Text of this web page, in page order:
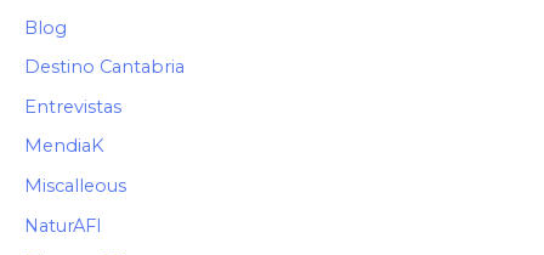
Blog
Destino Cantabria
Entrevistas
MendiaK
Miscalleous
NaturAFI